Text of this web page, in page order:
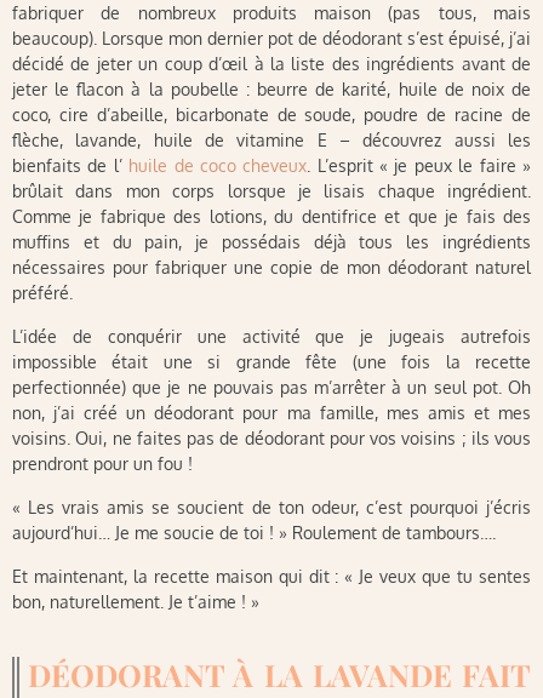
fabriquer de nombreux produits maison (pas tous, mais
beaucoup). Lorsque mon dernier pot de déodorant s’est épuisé, j’ai
décidé de jeter un coup d’œil à la liste des ingrédients avant de
jeter le flacon à la poubelle : beurre de karité, huile de noix de
coco, cire d’abeille, bicarbonate de soude, poudre de racine de
flèche, lavande, huile de vitamine E – découvrez aussi les
bienfaits de l’ huile de coco cheveux . L’esprit « je peux le faire »
brûlait dans mon corps lorsque je lisais chaque ingrédient.
Comme je fabrique des lotions, du dentifrice et que je fais des
muffins et du pain, je possédais déjà tous les ingrédients
nécessaires pour fabriquer une copie de mon déodorant naturel
préféré.
L’idée de conquérir une activité que je jugeais autrefois
impossible était une si grande fête (une fois la recette
perfectionnée) que je ne pouvais pas m’arrêter à un seul pot. Oh
non, j’ai créé un déodorant pour ma famille, mes amis et mes
voisins. Oui, ne faites pas de déodorant pour vos voisins ; ils vous
prendront pour un fou !
« Les vrais amis se soucient de ton odeur, c’est pourquoi j’écris
aujourd’hui… Je me soucie de toi ! » Roulement de tambours….
Et maintenant, la recette maison qui dit : « Je veux que tu sentes
bon, naturellement. Je t’aime ! »
DÉODORANT À LA LAVANDE FAIT